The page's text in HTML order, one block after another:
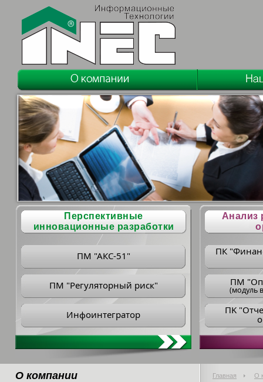
Перспективные
инновационные разработки
ПМ "АКС-51"
ПМ "Регуляторный риск"
Инфоинтегратор
Анализ
ПК
ПM
(модуль
ПK
О компании Главная О